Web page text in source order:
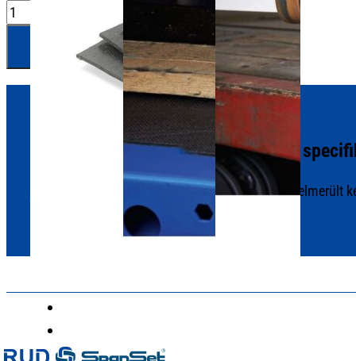
Grip-
S
Hozzáadás ajánlatkéréshez
Egyéb termékek, termékadatok és
Megtekintheti őket a katalógusainkban vagy felmerült